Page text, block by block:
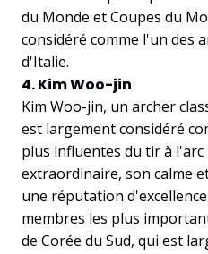
du Monde et Coupes du
considéré comme l'un des
d'Italie.
4. Kim Woo-jin
Kim Woo-jin, un archer
est largement considéré
plus influentes du tir à l'arc
extraordinaire, son calme
une réputation
membres les plus
de Corée du Sud, qui est